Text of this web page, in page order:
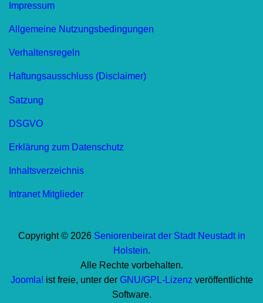
Impressum
Allgemeine Nutzungsbedingungen
Verhaltensregeln
Haftungsausschluss (Disclaimer)
Satzung
DSGVO
Erklärung zum Datenschutz
Inhaltsverzeichnis
Intranet Mitglieder
Copyright © 2026 Seniorenbeirat der Stadt Neustadt in
Holstein.
Alle Rechte vorbehalten.
Joomla! ist freie, unter der GNU/GPL-Lizenz veröffentlichte
Software.